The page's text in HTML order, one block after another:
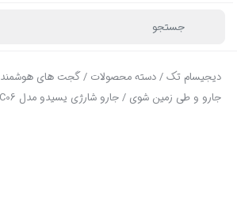
دیجیسام تک/دسته محصولات /گجت های هوشمند
جارو و طی زمین شوی / جارو شارژی یسیدو مدل VC06